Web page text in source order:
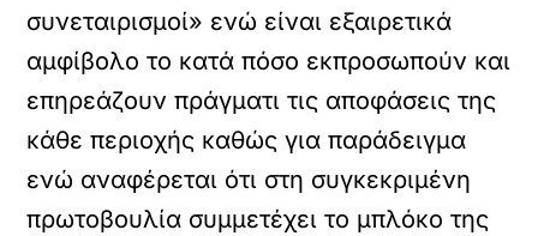
συνεταιρισμοί» ενώ είναι εξαιρετικά
αμφίβολο το κατά πόσο εκπροσωπούν και
επηρεάζουν πράγματι τις αποφάσεις της
κάθε περιοχής καθώς για παράδειγμα
ενώ αναφέρεται ότι στη συγκεκριμένη
πρωτοβουλία συμμετέχει το μπλόκο της